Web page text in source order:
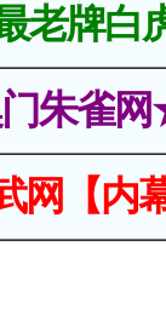
老牌白
朱雀
网【内